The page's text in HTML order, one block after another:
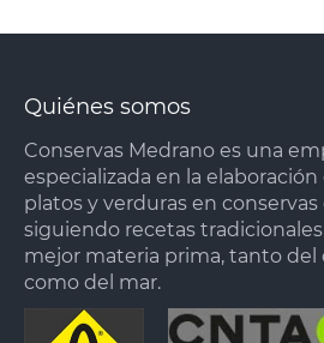
Quiénes somos
Conservas Medrano es una
especializada en la
platos y verduras en
siguiendo recetas
mejor materia prima, tanto del
como del mar.